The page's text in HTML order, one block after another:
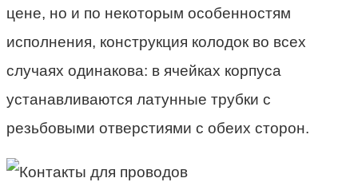
цене, но и по некоторым особенностям
исполнения, конструкция колодок во всех
случаях одинакова: в ячейках корпуса
устанавливаются латунные трубки с
резьбовыми отверстиями с обеих сторон.